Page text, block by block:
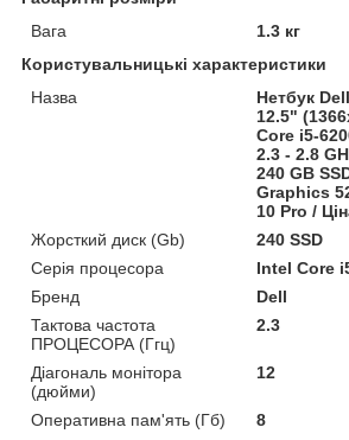
Вага
1.3 кг
Користувальницькі характеристики
Назва
Нетбук
12.5"
Core i5-
2.3 - 2.8
240 GB
Graphics
10 Pro /
Жорсткий диск (Gb)
240 SSD
Серія процесора
Intel Core
Бренд
Dell
Тактова частота
ПРОЦЕСОРА (Ггц)
2.3
Діагональ монітора
(дюйми)
12
Оперативна пам'ять (Гб)
8